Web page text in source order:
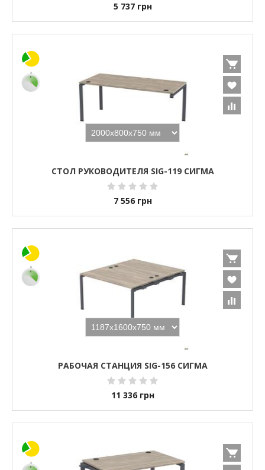
5 737 грн
СТОЛ РУКОВОДИТЕЛЯ SIG-119 СИГМА
7 556 грн
РАБОЧАЯ СТАНЦИЯ SIG-156 СИГМА
11 336 грн